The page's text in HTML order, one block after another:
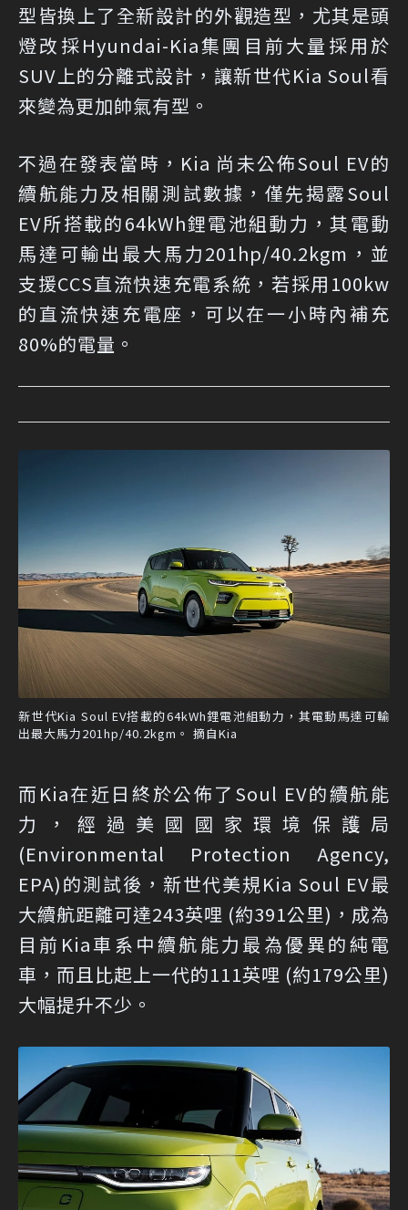
型皆換上了全新設計的外觀造型，尤其是頭
燈改採Hyundai-Kia集團目前大量採用於
SUV上的分離式設計，讓新世代Kia Soul看
來變為更加帥氣有型。
不過在發表當時，Kia 尚未公佈Soul EV的
續航能力及相關測試數據，僅先揭露Soul
EV所搭載的64kWh鋰電池組動力，其電動
馬達可輸出最大馬力201hp/40.2kgm，並
支援CCS直流快速充電系統，若採用100kw
的直流快速充電座，可以在一小時內補充
80%的電量。
新世代Kia Soul EV搭載的64kWh鋰電池組動力，其電動馬達可輸
出最大馬力201hp/40.2kgm。 摘自Kia
而Kia在近日終於公佈了Soul EV的續航能
力，經過美國國家環境保護局
(Environmental Protection Agency,
EPA)的測試後，新世代美規Kia Soul EV最
大續航距離可達243英哩 (約391公里)，成為
目前Kia車系中續航能力最為優異的純電
車，而且比起上一代的111英哩 (約179公里)
大幅提升不少。